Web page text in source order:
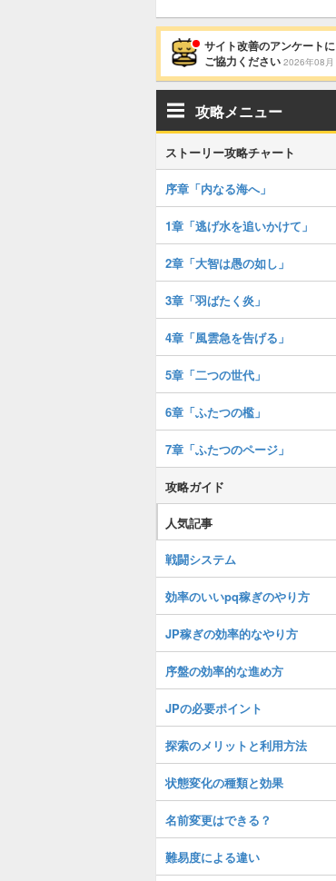
サイト改善のアンケートに
ご協力ください 2026年08月
攻略メニュー
ストーリー攻略チャート
序章「内なる海へ」
1章「逃げ水を追いかけて」
2章「大智は愚の如し」
3章「羽ばたく炎」
4章「風雲急を告げる」
5章「二つの世代」
6章「ふたつの檻」
7章「ふたつのページ」
攻略ガイド
人気記事
戦闘システム
効率のいいpq稼ぎのやり方
JP稼ぎの効率的なやり方
序盤の効率的な進め方
JPの必要ポイント
探索のメリットと利用方法
状態変化の種類と効果
名前変更はできる？
難易度による違い